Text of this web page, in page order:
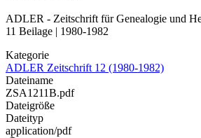
ADLER - Zeitschrift für Genealogie und
11 Beilage | 1980-1982
Kategorie
ADLER Zeitschrift 12 (1980-1982)
Dateiname
ZSA1211B.pdf
Dateigröße
Dateityp
application/pdf